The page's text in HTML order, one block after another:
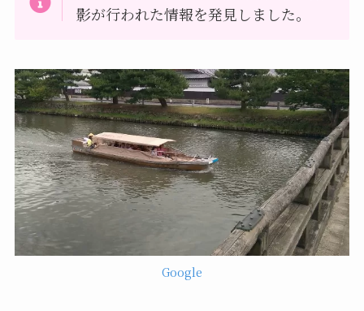
影が行われた情報を発見しました。
Google